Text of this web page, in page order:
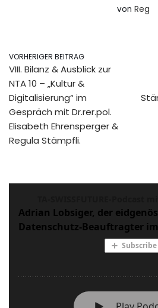
von Reg
VORHERIGER BEITRAG
VIII. Bilanz & Ausblick zur
NTA 10 – „Kultur &
Digitalisierung“ im
Gespräch mit Dr.rer.pol.
Elisabeth Ehrensperger &
Regula Stämpfli.